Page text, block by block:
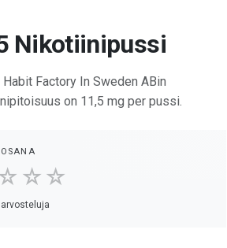
Nikotiinipussi
Factory In Sweden ABin
on 11,5 mg per pussi.
arvosteluja